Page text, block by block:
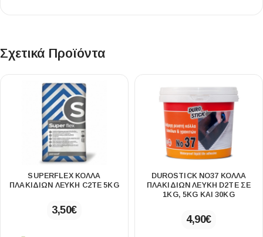
Σχετικά Προϊόντα
SUPERFLEX ΚΟΛΛΑ
ΠΛΑΚΙΔΙΩΝ ΛΕΥΚΗ C2ΤE 5KG
3,50€
DUROSTICK NΟ37 ΚΟΛΛΑ
ΠΛΑΚΙΔΙΩΝ ΛΕΥΚΗ D2TE ΣΕ
1KG, 5KG ΚΑΙ 30KG
4,90€